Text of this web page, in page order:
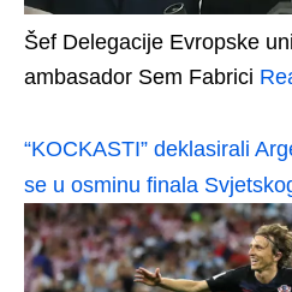
Šef Delegacije Evropske
ambasador Sem Fabrici
“KOCKASTI” deklasirali
se u osminu finala